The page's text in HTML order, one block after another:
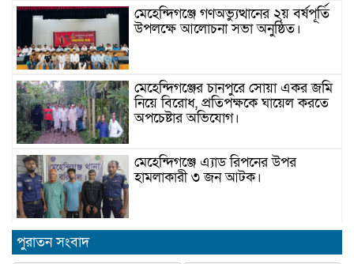
মেহেন্দিগঞ্জে গণঅভ্যুত্থানের ২য় বর্ষপূর্তি
উপলক্ষে আলোচনা সভা অনুষ্ঠিত।
মেহেন্দিগঞ্জের চানপুরে সোয়া একর জমি
নিয়ে বিরোধ, প্রতিপক্ষকে ঘায়েল করতে
অপচেষ্টার অভিযোগ।
মেহেন্দিগঞ্জে এ্যাড রিপনের উপর
হামলাকারী ৩ জন আটক।
প্রতিযোগিতা অনুষ্ঠিত।
পুরাতন সংবাদ